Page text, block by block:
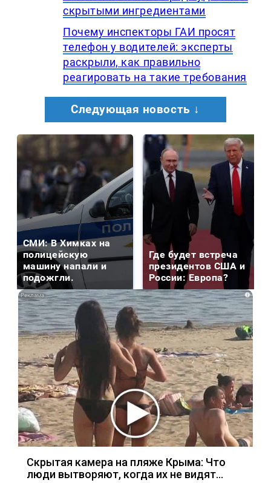
скрытыми ингредиентами
Почему инспекторы ГАИ просят
телефон у водителей: эксперты
раскрыли, как правильно
реагировать на такие требования
Следующая новость ↓
СМИ: В Химках на
полицейскую
машину напали и
подожгли.
Где будет встреча
президентов США и
России: Европа?
i
Скрытая камера на пляже Крыма: Что
люди вытворяют, когда их не видят...